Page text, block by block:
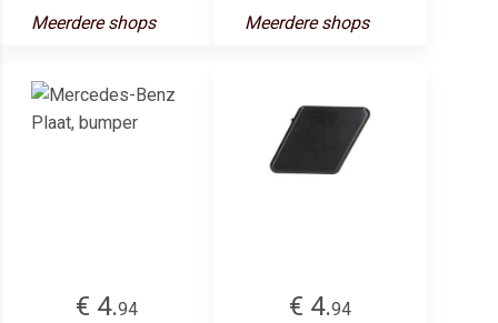
Meerdere shops Meerdere shops
€ 4.94
€ 4.94